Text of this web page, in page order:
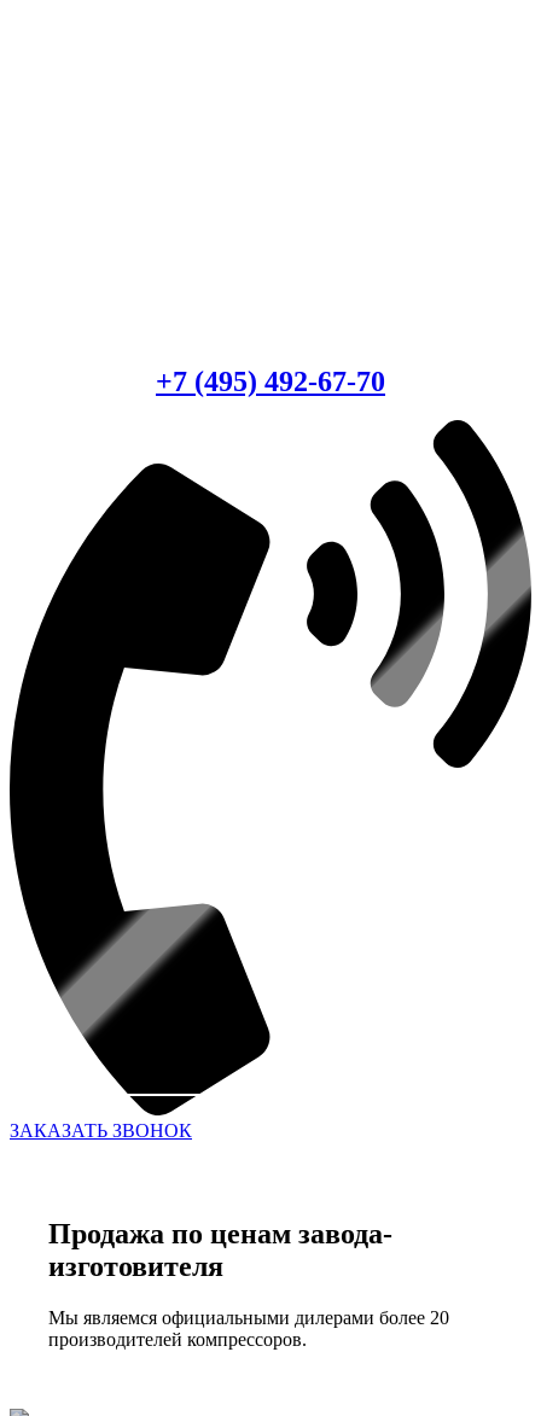
+7 (495) 492-67-70
ЗАКАЗАТЬ ЗВОНОК
Продажа по ценам завода-
изготовителя
Мы являемся официальными дилерами более 20
производителей компрессоров.